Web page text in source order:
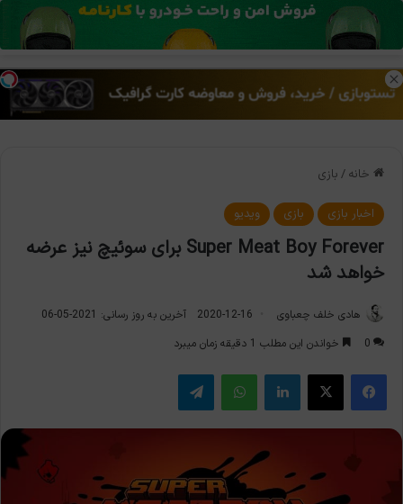
منو
خانه / بازی
اخبار بازی بازی ویدیو
Super Meat Boy Forever برای سوئیچ نیز عرضه
خواهد شد
هادی خلف چعباوی 2020-12-16
آخرین به روز رسانی: 2021-05-06
0
خواندن این مطلب 1 دقیقه زمان میبرد
فیس بوک X لینکدین واتس آپ تلگرام